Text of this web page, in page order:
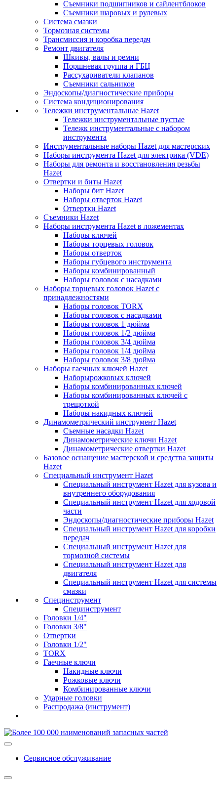
Съемники подшипников и сайлентблоков
Съемники шаровых и рулевых
Система смазки
Тормозная системы
Трансмиссия и коробка передач
Ремонт двигателя
Шкивы, валы и ремни
Поршневая группа и ГБЦ
Рассухариватели клапанов
Съемники сальников
Эндоскопы/диагностические приборы
Система кондиционирования
Тележки инструментальные Hazet
Тележки инструментальные пустые
Тележк инструментальные с набором
инструмента
Инструментальные наборы Hazet для мастерских
Наборы инструмента Hazet для электрика (VDE)
Наборы для ремонта и восстановления резьбы
Hazet
Отвертки и биты Hazet
Наборы бит Hazet
Наборы отверток Hazet
Отвертки Hazet
Съемники Hazet
Наборы инструмента Hazet в ложементах
Наборы ключей
Наборы торцевых головок
Наборы отверток
Наборы губцевого инструмента
Наборы комбинированный
Наборы головок с насадками
Наборы торцевых головок Hazet с
принадлежностями
Наборы головок TORX
Наборы головок с насадками
Наборы головок 1 дюйма
Наборы головок 1/2 дюйма
Наборы головок 3/4 дюйма
Наборы головок 1/4 дюйма
Наборы головок 3/8 дюйма
Наборы гаечных ключей Hazet
Наборырожковых ключей
Наборы комбинированных ключей
Наборы комбинированных ключей с
трещоткой
Наборы накидных ключей
Динамометрический инструмент Hazet
Съемные насадки Hazet
Динамометрические ключи Hazet
Динамометрические отвертки Hazet
Базовое оснащение мастерской и средства защиты
Hazet
Специальный инструмент Hazet
Специальный инструмент Hazet для кузова и
внутреннего оборудования
Специальный инструмент Hazet для ходовой
части
Эндоскопы/диагностические приборы Hazet
Специальный инструмент Hazet для коробки
передач
Специальный инструмент Hazet для
тормозной системы
Специальный инструмент Hazet для
двигателя
Специальный инструмент Hazet для системы
смазки
Специнструмент
Специнструмент
Головки 1/4"
Головки 3/8"
Отвертки
Головки 1/2"
TORX
Гаечные ключи
Накидные ключи
Рожковые ключи
Комбинированные ключи
Ударные головки
Распродажа (инструмент)
Сервисное обслуживание